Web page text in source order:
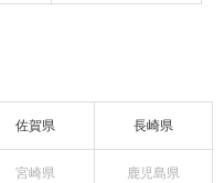
佐賀県 長崎県
宮崎県 鹿児島県